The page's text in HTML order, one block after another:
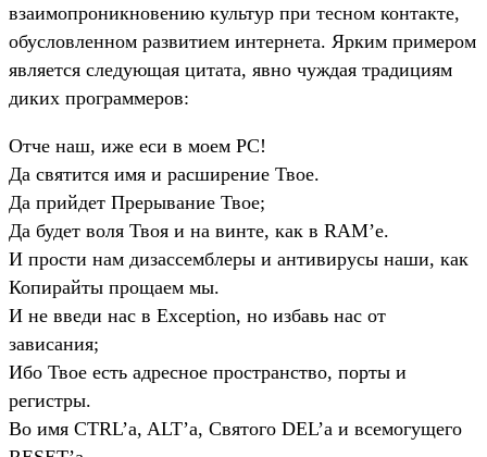
взаимопроникновению культур при тесном контакте,
обусловленном развитием интернета. Ярким примером
является следующая цитата, явно чуждая традициям
диких программеров:
Отче наш, иже еси в моем PC!
Да святится имя и расширение Твое.
Да прийдет Прерывание Твое;
Да будет воля Твоя и на винте, как в RAM’e.
И прости нам дизассемблеры и антивирусы наши, как
Копирайты прощаем мы.
И не введи нас в Exception, но избавь нас от
зависания;
Ибо Твое есть адресное пространство, порты и
регистры.
Во имя CTRL’a, ALT’a, Святого DEL’a и всемогущего